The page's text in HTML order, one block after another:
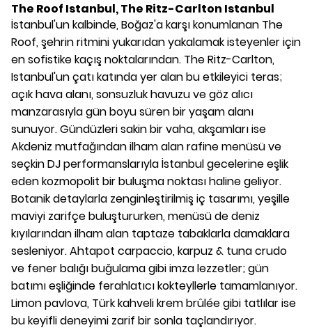
The Roof Istanbul, The Ritz-Carlton Istanbul
İstanbul'un kalbinde, Boğaz'a karşı konumlanan The
Roof, şehrin ritmini yukarıdan yakalamak isteyenler için
en sofistike kaçış noktalarından. The Ritz-Carlton,
Istanbul'un çatı katında yer alan bu etkileyici teras;
açık hava alanı, sonsuzluk havuzu ve göz alıcı
manzarasıyla gün boyu süren bir yaşam alanı
sunuyor. Gündüzleri sakin bir vaha, akşamları ise
Akdeniz mutfağından ilham alan rafine menüsü ve
seçkin DJ performanslarıyla İstanbul gecelerine eşlik
eden kozmopolit bir buluşma noktası haline geliyor.
Botanik detaylarla zenginleştirilmiş iç tasarımı, yeşille
maviyi zarifçe buluştururken, menüsü de deniz
kıyılarından ilham alan taptaze tabaklarla damaklara
sesleniyor. Ahtapot carpaccio, karpuz & tuna crudo
ve fener balığı buğulama gibi imza lezzetler; gün
batımı eşliğinde ferahlatıcı kokteyllerle tamamlanıyor.
Limon pavlova, Türk kahveli krem brûlée gibi tatlılar ise
bu keyifli deneyimi zarif bir sonla taçlandırıyor.